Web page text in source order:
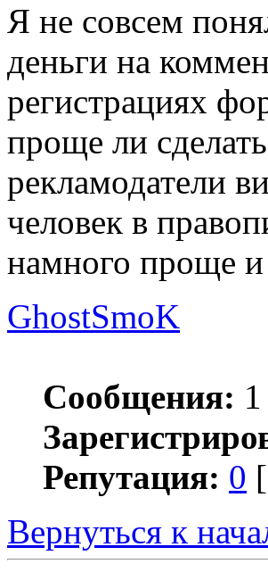
Я не совсем
деньги на
регистрациях
проще ли
рекламодатели
человек в
намного проще и
GhostSmoK
Сообщения: 1
Репутация: 0 [
Вернуться к